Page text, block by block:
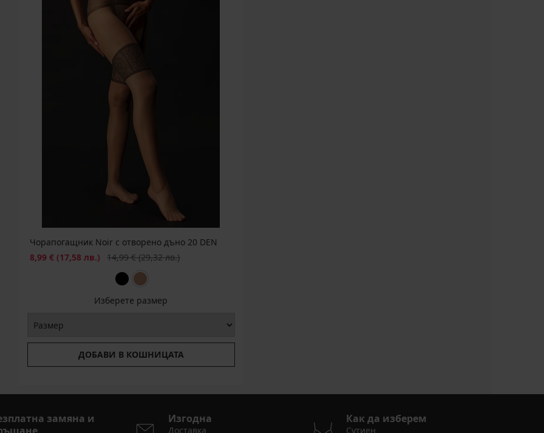
Чорапогащник Noir с отворено дъно 20 DEN
Намаление
8,99 € (17,58 лв.) Първоначална цена
14,99 €(29,32 лв.)
Изберете размер
ДОБАВИ В КОШНИЦАТА
замяна и
Изгодна
Доставка
Как да изберем
Сутиен